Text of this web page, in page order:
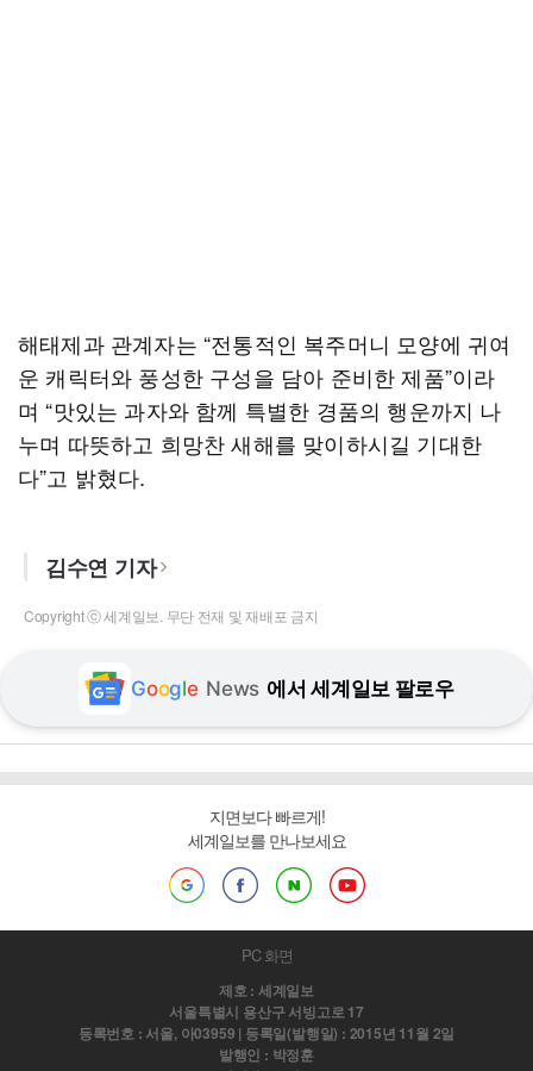
해태제과 관계자는 “전통적인 복주머니 모양에 귀여
운 캐릭터와 풍성한 구성을 담아 준비한 제품”이라
며 “맛있는 과자와 함께 특별한 경품의 행운까지 나
누며 따뜻하고 희망찬 새해를 맞이하시길 기대한
다”고 밝혔다.
김수연 기자
Copyright ⓒ 세계일보. 무단 전재 및 재배포 금지
Google News 에서 세계일보 팔로우
지면보다 빠르게!
세계일보를 만나보세요
PC 화면
제호 : 세계일보
서울특별시 용산구 서빙고로 17
등록번호 : 서울, 아03959 | 등록일(발행일) : 2015년 11월 2일
발행인 : 박정훈